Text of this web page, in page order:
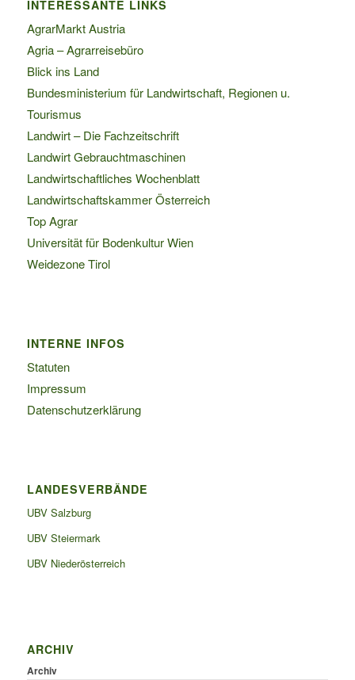
INTERESSANTE LINKS
AgrarMarkt Austria
Agria – Agrarreisebüro
Blick ins Land
Bundesministerium für Landwirtschaft, Regionen u.
Tourismus
Landwirt – Die Fachzeitschrift
Landwirt Gebrauchtmaschinen
Landwirtschaftliches Wochenblatt
Landwirtschaftskammer Österreich
Top Agrar
Universität für Bodenkultur Wien
Weidezone Tirol
INTERNE INFOS
Statuten
Impressum
Datenschutzerklärung
LANDESVERBÄNDE
UBV Salzburg
UBV Steiermark
UBV Niederösterreich
ARCHIV
Archiv